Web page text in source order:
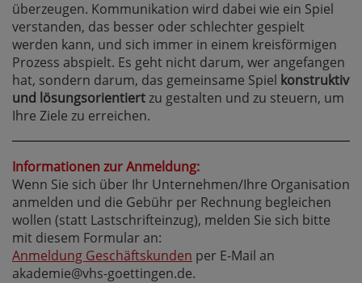
überzeugen. Kommunikation wird dabei wie ein Spiel
verstanden, das besser oder schlechter gespielt
werden kann, und sich immer in einem kreisförmigen
Prozess abspielt. Es geht nicht darum, wer angefangen
hat, sondern darum, das gemeinsame Spiel konstruktiv
und lösungsorientiertzu gestalten und zu steuern, um
Ihre Ziele zu erreichen.
Informationen zur Anmeldung:
Wenn Sie sich über Ihr Unternehmen/Ihre Organisation
anmelden und die Gebühr per Rechnung begleichen
wollen (statt Lastschrifteinzug), melden Sie sich bitte
mit diesem Formular an:
Anmeldung Geschäftskunden per E-Mail an
akademie@vhs-goettingen.de.